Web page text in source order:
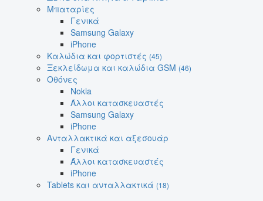
Μπαταρίες
Γενικά
Samsung Galaxy
iPhone
Καλώδια και φορτιστές (45)
Ξεκλείδωμα και καλώδια GSM (46)
Οθόνες
Nokia
Άλλοι κατασκευαστές
Samsung Galaxy
iPhone
Ανταλλακτικά και αξεσουάρ
Γενικά
Άλλοι κατασκευαστές
iPhone
Tablets και ανταλλακτικά (18)